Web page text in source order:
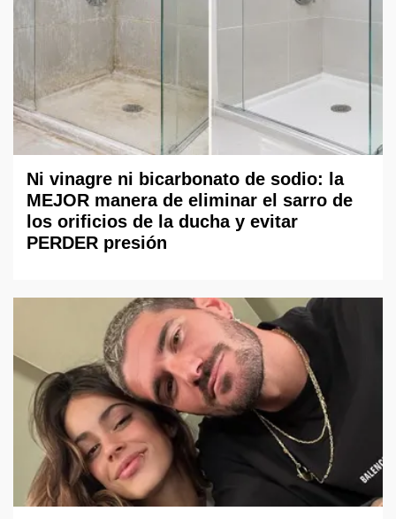
Ni vinagre ni bicarbonato de sodio: la
MEJOR manera de eliminar el sarro de
los orificios de la ducha y evitar
PERDER presión